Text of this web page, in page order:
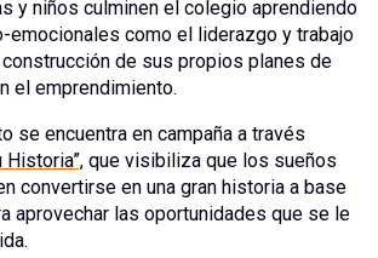
y niños culminen el colegio aprendiendo
emocionales como el liderazgo y trabajo
de sus propios planes de
el emprendimiento.
se encuentra en campaña a través
Historia”, que visibiliza que los sueños
convertirse en una gran historia a base
aprovechar las oportunidades que se le